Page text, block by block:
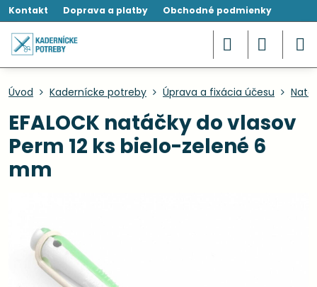
Kontakt Doprava a platby Obchodné podmienky
Úvod Kadernícke potreby Úprava a fixácia účesu
EFALOCK natáčky do vlasov
Perm 12 ks bielo-zelené 6
mm